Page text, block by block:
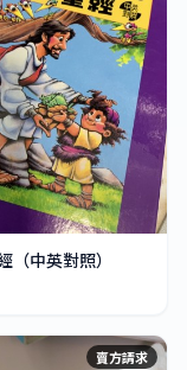
（中英對照）
賣方請求